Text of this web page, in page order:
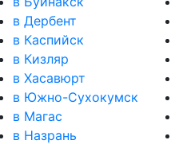
в Дербент
в Каспийск
в Кизляр
в Хасавюрт
в Южно-Сухокумск
в Магас
в Назрань